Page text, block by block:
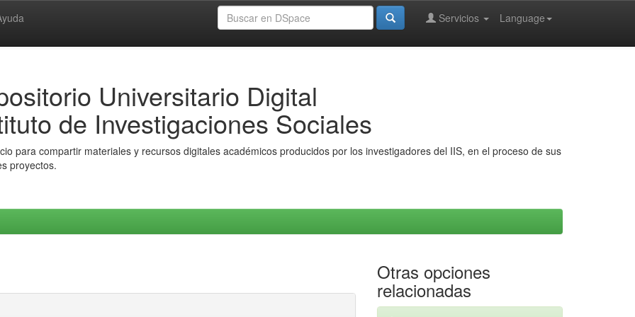
Language
Servicios
Universitario Digital
de Investigaciones Sociales
para compartir materiales y recursos digitales académicos producidos por los investigadores del IIS, en el proceso de sus
proyectos.
Otras opciones
relacionadas